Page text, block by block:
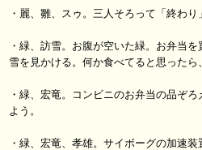
・麗、雛、スゥ。三人そろって「終わ
・緑、訪雪。お腹が空いた緑。お弁当
雪を見かける。何か食べてると思った
・緑、宏竜。コンビニのお弁当の品ぞ
よう。
・緑、宏竜、孝雄。サイボーグの加速